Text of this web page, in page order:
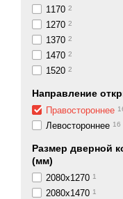
1170 2
1270 2
1370 2
1470 2
1520 2
Направление
Правостороннее
Левостороннее 16
Размер дверной
(мм)
2080x1270 1
2080x1470 1